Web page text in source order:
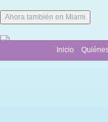
Ahora también en Miami
Inicio